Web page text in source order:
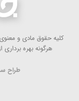
كلیه حقوق مادی و
هرگونه بهره
طراح